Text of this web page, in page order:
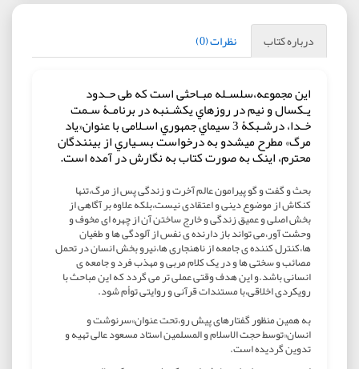
درباره کتاب نظرات (0)
این مجموعه،سلسـله مبـاحثی است که طی حـدود
یـکسال و نیم در روزهاي یکشـنبه در برنامـۀ سـمت
خـدا، درشـبکۀ 3 سیماي جمهوري اسـلامی با عنوان«یاد
مرگ» مطرح میشدو به درخواست بسـیاري از بینندگان
محترم، اینک به صورت کتاب به نگارش در آمده است.
بحث و گفت و گو پیرامون عالم آخرت و زندگی پس از مرگ،تنها
کنکاش از موضوع دینی و اعتقادی نیست،بلکه علاوه بر آگاهی از
بخش اصلی و عمیق زندگی و خارج ساختن آن از چهره ای مخوف و
وحشت آور،می تواند باز دارنده ی نفس از آلودگی ها و طغیان
ها،کنترل کننده ی جامعه از ناهنجاری ها،نیرو بخش انسان در تحمل
مصائب و سختی ها و در یک کلام مربی و مهذب فرد و جامعه ی
انسانی باشد.و این هدف وقتی عملی تر می گردد که این مباحث با
رویکردی اخلاقی،با مستندات قرآنی و روایتی توأم شود.
به همین منظور گفتارهای پیش رو،تحت عنوان»سرنوشت و
انسان«توسط حجت الاسلام و المسلمین استاد مسعود عالی تهیه و
تدوین گردیده است.